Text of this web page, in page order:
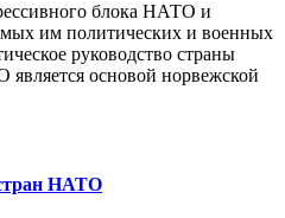
блока НАТО и
им политических и военных
руководство страны
является основой норвежской
НАТО